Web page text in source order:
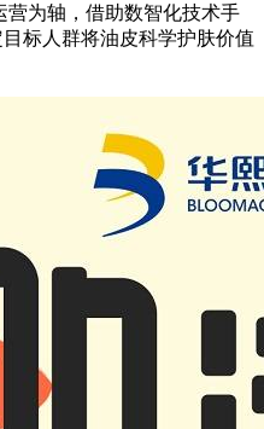
营为轴，借助数智化技术手
标人群将油皮科学护肤价值